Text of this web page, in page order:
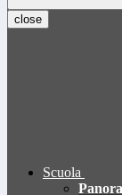
close
Scuola